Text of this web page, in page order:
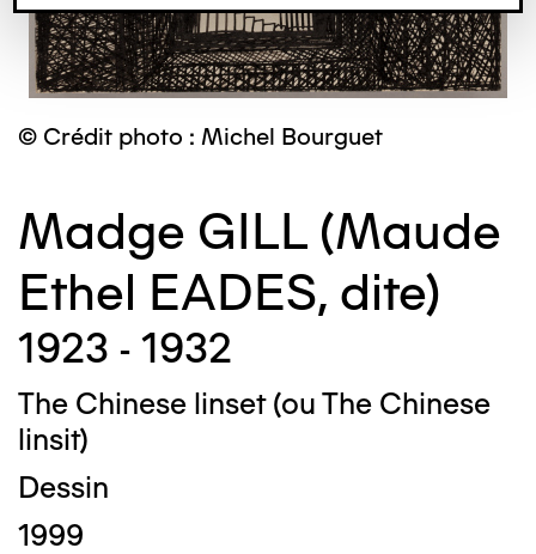
© Crédit photo : Michel Bourguet
Madge GILL (Maude
Ethel EADES, dite)
1923 - 1932
The Chinese linset (ou The Chinese
linsit)
Dessin
1999